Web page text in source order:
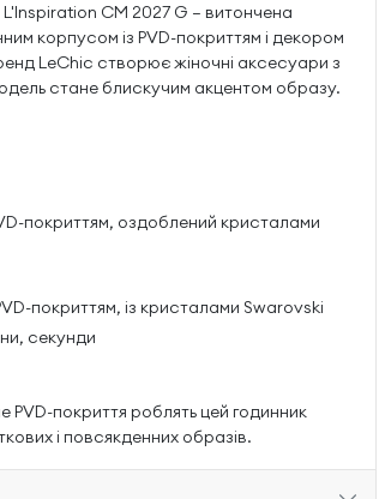
CM 2027 G — витончена
корпусом із PVD-покриттям і декором
LeChic створює жіночні аксесуари з
стане блискучим акцентом образу.
покриттям, оздоблений кристалами
покриттям, із кристалами Swarovski
секунди
PVD-покриття роблять цей годинник
і повсякденних образів.